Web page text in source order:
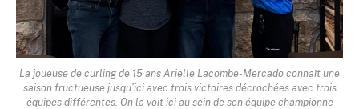
La joueuse de curling de 15 ans Arielle Lacombe-Mercado connaît une
saison fructueuse jusqu’ici avec trois victoires décrochées avec trois
équipes différentes. On la voit ici au sein de son équipe championne